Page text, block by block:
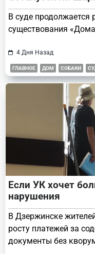
В суде продолжается
существования
4 Дня Назад
ГЛАВНОЕ ДОМ СОБАКИ
Если УК хочет
нарушения
В Дзержинске
росту платежей за
документы без